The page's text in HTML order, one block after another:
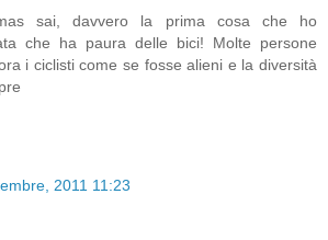
sai, davvero la prima cosa che ho
che ha paura delle bici! Molte persone
i ciclisti come se fosse alieni e la diversità
2011 11:23